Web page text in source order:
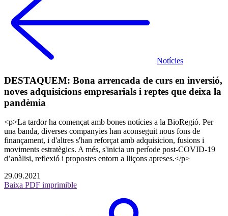
Notícies
DESTAQUEM: Bona arrencada de curs en inversió,
noves adquisicions empresarials i reptes que deixa la
pandèmia
<p>La tardor ha començat amb bones notícies a la BioRegió. Per
una banda, diverses companyies han aconseguit nous fons de
finançament, i d'altres s'han reforçat amb adquisicion, fusions i
moviments estratègics. A més, s'inicia un període post-COVID-19
d’anàlisi, reflexió i propostes entorn a lliçons apreses.</p>
29.09.2021
Baixa PDF imprimible